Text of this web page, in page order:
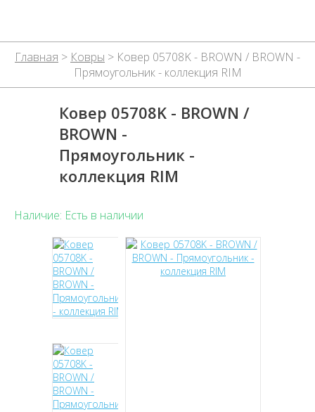
Главная > Ковры > Ковер 05708K - BROWN / BROWN -
Прямоугольник - коллекция RIM
Ковер 05708K - BROWN /
BROWN -
Прямоугольник -
коллекция RIM
Наличие: Есть в наличии